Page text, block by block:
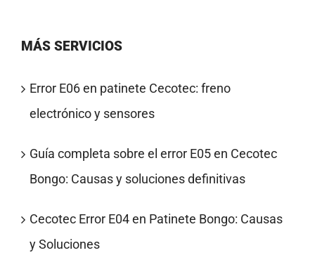
MÁS SERVICIOS
Error E06 en patinete Cecotec: freno
electrónico y sensores
Guía completa sobre el error E05 en Cecotec
Bongo: Causas y soluciones definitivas
Cecotec Error E04 en Patinete Bongo: Causas
y Soluciones